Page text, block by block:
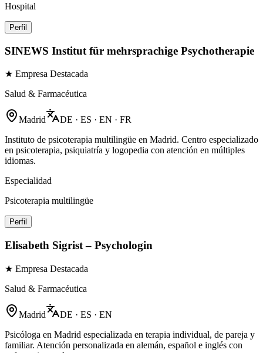
Hospital
Perfil
SINEWS Institut für mehrsprachige Psychotherapie
★ Empresa Destacada
Salud & Farmacéutica
Madrid
DE · ES · EN · FR
Instituto de psicoterapia multilingüe en Madrid. Centro especializado
en psicoterapia, psiquiatría y logopedia con atención en múltiples
idiomas.
Especialidad
Psicoterapia multilingüe
Perfil
Elisabeth Sigrist – Psychologin
★ Empresa Destacada
Salud & Farmacéutica
Madrid
DE · ES · EN
Psicóloga en Madrid especializada en terapia individual, de pareja y
familiar. Atención personalizada en alemán, español e inglés con